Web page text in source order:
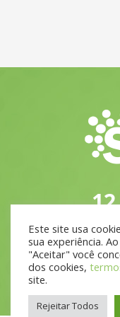
MS103 |
Este site usa
sua experiência.
"Aceitar" você
dos cookies,
site.
Rejeitar Todos